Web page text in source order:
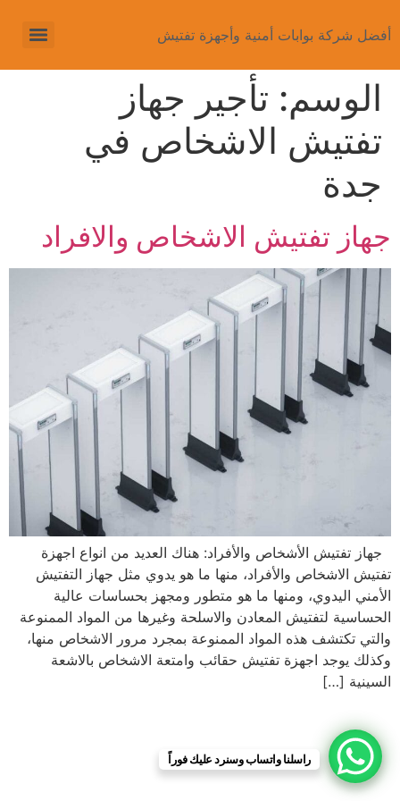
أفضل شركة بوابات أمنية وأجهزة تفتيش
الوسم: تأجير جهاز
تفتيش الاشخاص في
جدة
جهاز تفتيش الاشخاص والافراد
جهاز تفتيش الأشخاص والأفراد: هناك العديد من انواع اجهزة
تفتيش الاشخاص والأفراد، منها ما هو يدوي مثل جهاز التفتيش
الأمني اليدوي، ومنها ما هو متطور ومجهز بحساسات عالية
الحساسية لتفتيش المعادن والاسلحة وغيرها من المواد الممنوعة
والتي تكتشف هذه المواد الممنوعة بمجرد مرور الاشخاص منها،
وكذلك يوجد اجهزة تفتيش حقائب وامتعة الاشخاص بالاشعة
السينية […]
راسلنا واتساب وسنرد عليك فوراً